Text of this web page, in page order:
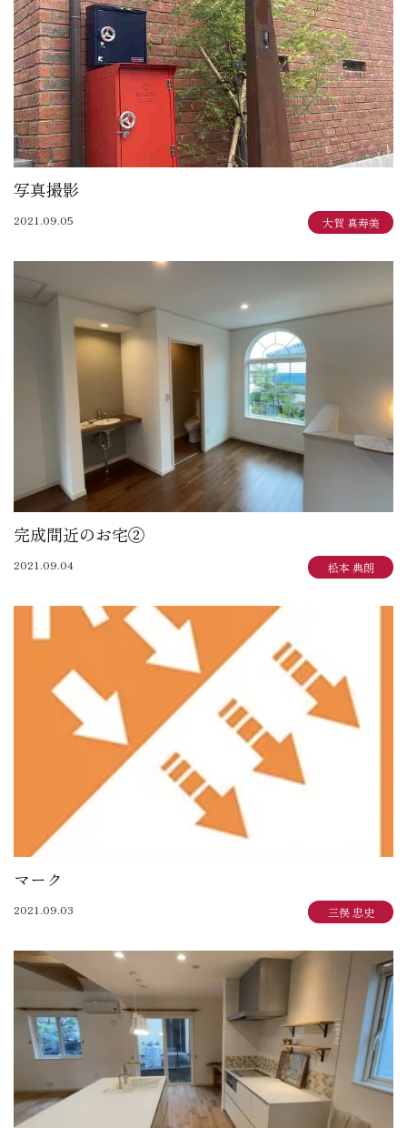
写真撮影
2021.09.05 大賀 真寿美
完成間近のお宅②
2021.09.04 松本 典朗
マーク
2021.09.03 三俣 忠史